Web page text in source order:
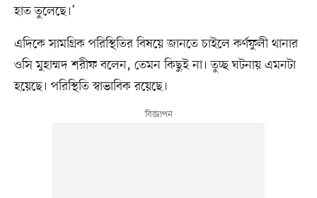
হাত তুলেছে।’
এদিকে সামগ্রিক পরিস্থিতির বিষয়ে জানতে চাইলে কর্ণফুলী থানার
ওসি মুহাম্মদ শরীফ বলেন, তেমন কিছুই না। তুচ্ছ ঘটনায় এমনটা
হয়েছে। পরিস্থিতি স্বাভাবিক রয়েছে।